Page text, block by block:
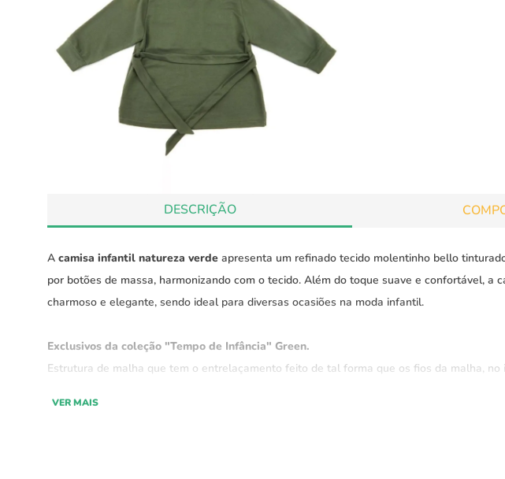
DESCRIÇÃO
A camisa infantil natureza verde apresenta um refinado tecido molentinho bello
por botões de massa, harmonizando com o tecido. Além do toque suave e confortável, a
charmoso e elegante, sendo ideal para diversas ocasiões na moda infantil.
Exclusivos da coleção "Tempo de Infância" Green.
Estrutura de malha que tem o entrelaçamento feito de tal forma que os fios da malha, no
VER MAIS